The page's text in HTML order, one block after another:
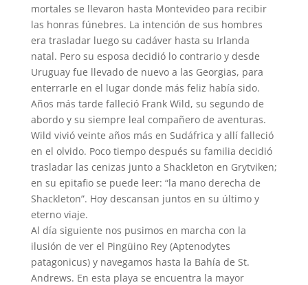
mortales se llevaron hasta Montevideo para recibir
las honras fúnebres. La intención de sus hombres
era trasladar luego su cadáver hasta su Irlanda
natal. Pero su esposa decidió lo contrario y desde
Uruguay fue llevado de nuevo a las Georgias, para
enterrarle en el lugar donde más feliz había sido.
Años más tarde falleció Frank Wild, su segundo de
abordo y su siempre leal compañero de aventuras.
Wild vivió veinte años más en Sudáfrica y allí falleció
en el olvido. Poco tiempo después su familia decidió
trasladar las cenizas junto a Shackleton en Grytviken;
en su epitafio se puede leer: “la mano derecha de
Shackleton”. Hoy descansan juntos en su último y
eterno viaje.
Al día siguiente nos pusimos en marcha con la
ilusión de ver el Pingüino Rey (Aptenodytes
patagonicus) y navegamos hasta la Bahía de St.
Andrews. En esta playa se encuentra la mayor